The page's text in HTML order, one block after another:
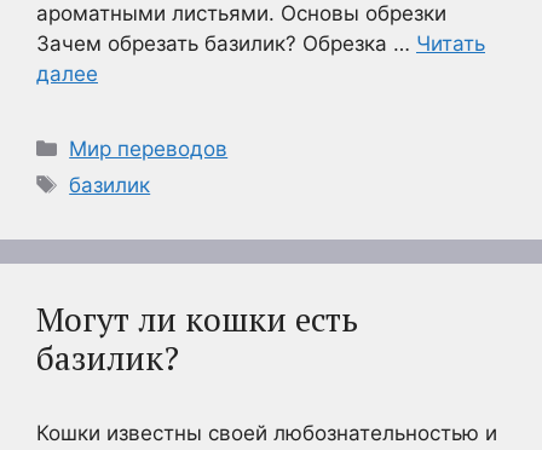
ароматными листьями. Основы обрезки
Зачем обрезать базилик? Обрезка … Читать
далее
Рубрики
Мир переводов
Метки
базилик
Могут ли кошки есть
базилик?
Кошки известны своей любознательностью и